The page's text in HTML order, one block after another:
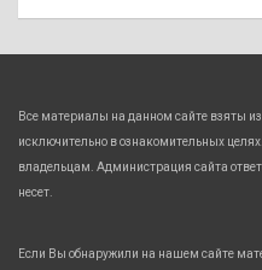
Все материалы на данном сайте взяты
исключительно в ознакомительных
владельцам. Администрация сайта
несет.
Если Вы обнаружили на нашем сайте